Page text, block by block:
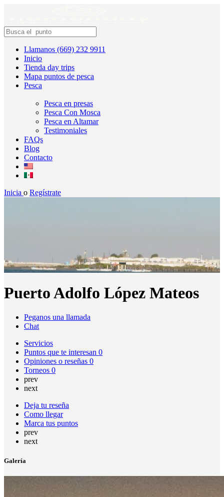
Llamanos (669) 232 9911
Inicio
Tienda day trips
Mapa puntos de pesca
Pesca
Pesca en presas
Pesca Con Mosca
Pesca en Altamar
Testimoniales
FAQs
Blog
Contacto
Inicia o Regístrate
Puerto Adolfo López Mateos
Peganos una llamada
Chat
Servicios
Puntos que te interesan 0
Opiniones o reseñas 0
Torneos 0
prev
next
Deja tu reseña
Como llegar
Marca tus puntos
prev
next
Galería